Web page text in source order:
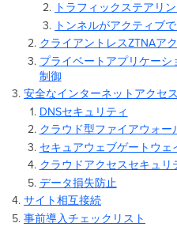
ク
ラ
イ
ア
ト
ベ
ー
ス
ア
ク
セ
ス
概
トラフィックステアリ
トンネルがアクティブ
クライアントレスZTNAア
プライベートアプリケー
制御
安全なインターネットアクセス
DNSセキュリティ
クラウド型ファイアウォー
セキュアウェブゲートウェ
クラウドアクセスセキュリ
データ損失防止
サイト相互接続
事前導入チェックリスト